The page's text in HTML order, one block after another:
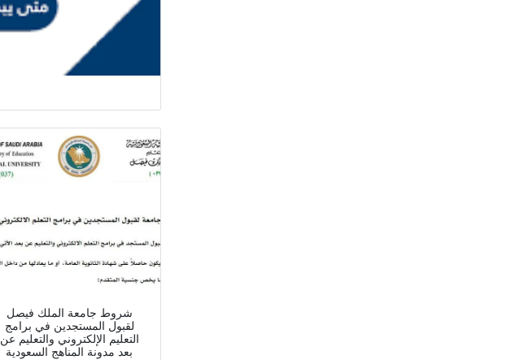
شروط جامعة الملك فيصل
لقبول المستجدين في برامج
التعليم الإلكتروني والتعليم عن
بعد مدونة المناهج السعودية